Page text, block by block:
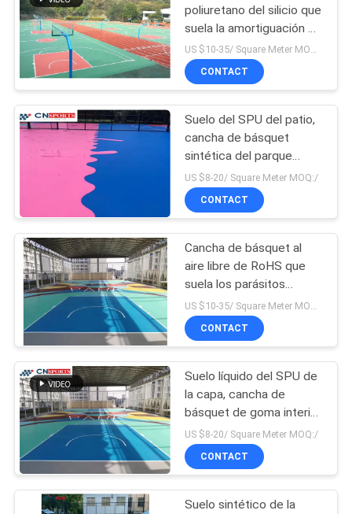
Suelo de epoxy del
aparcamiento
Suelo de goma de
EPDM
Gránulos del caucho
de EPDM
43
poliuretano del silicio que
suela la amortiguación de
choque de IAAF
US $10-35/ Square Meter MOQ:/
CONTACT
Suelo del SPU del patio,
cancha de básquet
sintética del parque
olímpico
US $8-20/ Square Meter MOQ:/
CONTACT
Cancha de básquet al
aire libre de RoHS que
suela los parásitos
atmosféricos antis
1.5Mpa
CONTACT
Suelo líquido del SPU de
la capa, cancha de
básquet de goma interior
sintética
US $8-20/ Square Meter MOQ:/
CONTACT
Suelo sintético de la